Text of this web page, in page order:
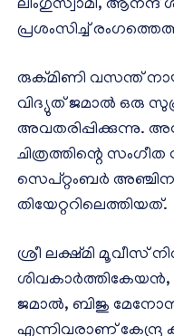
ലിംഗുസ്വാമി, ആനന്ദ്
പ്രശംസിച്ച്
രുക്മിണി വസന്ത്
വിദ്യുത് ജമാല്‍ ഒരു
അവതരിപ്പിക്കുന്നു.
ചിത്രത്തിന്റെ
സെപ്റ്റംബര്‍
തിയേറ്ററിലെത്തിയത്.
ശ്രീ ലക്ഷ്മി മൂവീസ്
ശിവകാര്‍ത്തികേയന്‍,
ജമാല്‍, ബിജു
എന്നിവരാണ് കേന്ദ്ര